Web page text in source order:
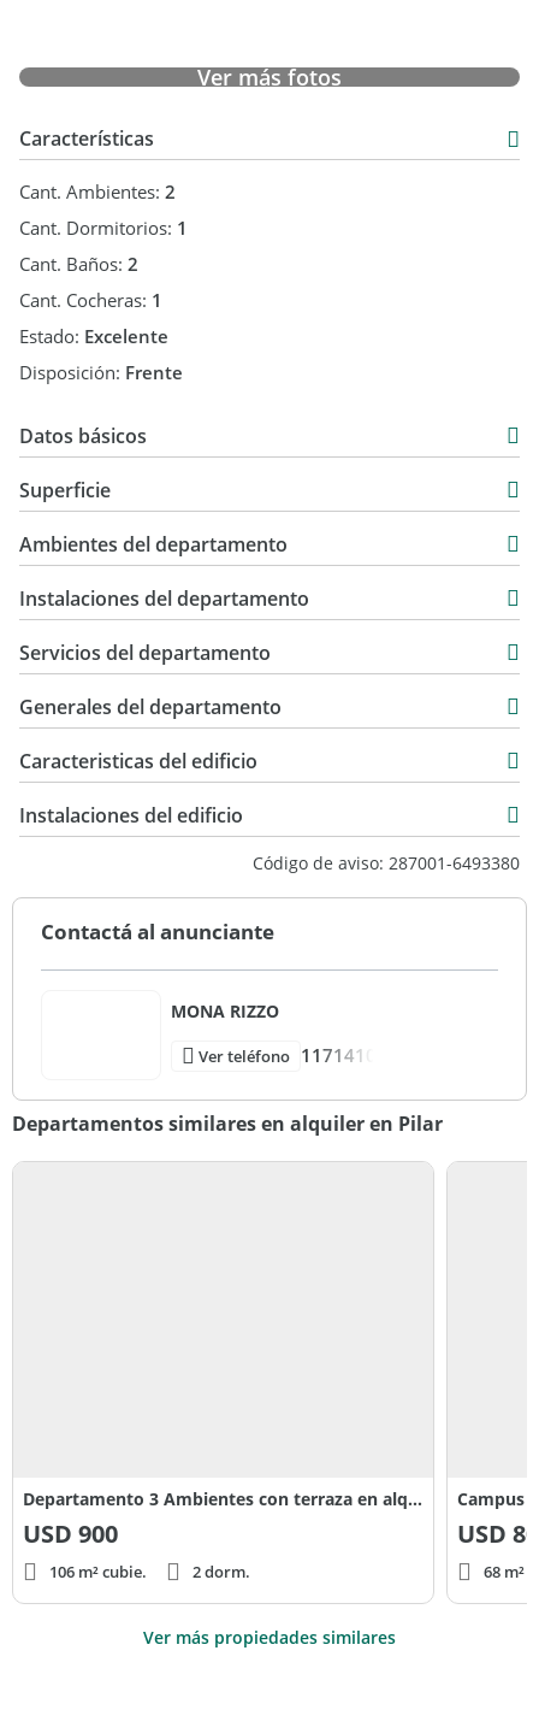
Ver más fotos
Características
Cant. Ambientes: 2
Cant. Dormitorios: 1
Cant. Baños: 2
Cant. Cocheras: 1
Estado: Excelente
Disposición: Frente
Datos básicos
Alquiler
$ 1.600.000
Superficie
87 m2
172 m2
Ambientes del departamento
Instalaciones del departamento
Servicios del departamento
Generales del departamento
Caracteristicas del edificio
Instalaciones del edificio
Código de aviso: 287001-6493380
Contactá al anunciante
MONA RIZZO
Ver teléfono 1171410
Departamentos similares en alquiler en Pilar
Departamento 3 Ambientes con terraza en alquiler en Campus Village Pilar
USD 900
106 m² cubie. 2 dorm.
Campus
USD
68 m²
Ver más propiedades similares